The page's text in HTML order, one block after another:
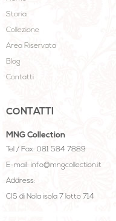
Storia
Collezione
Area Riservata
Blog
Contatti
CONTATTI
MNG Collection
Tel / Fax: 081 584 7889
E-mail: info@mngcollection.it
Address:
CIS di Nola isola 7 lotto 714